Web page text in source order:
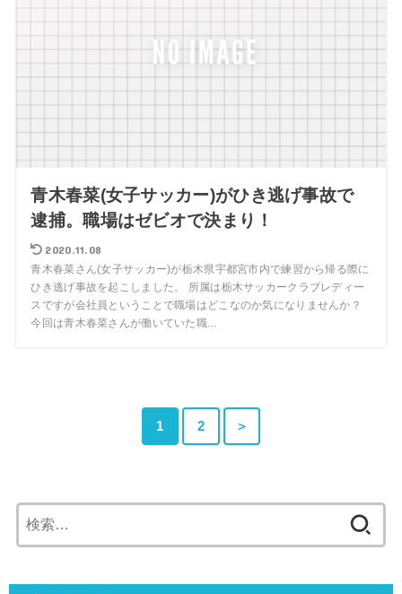
青木春菜(女子サッカー)がひき逃げ事故で
逮捕。職場はゼビオで決まり！
2020.11.08
青木春菜さん(女子サッカー)が栃木県宇都宮市内で練習から帰る際に
ひき逃げ事故を起こしました。 所属は栃木サッカークラブレディー
スですが会社員ということで職場はどこなのか気になりませんか？
今回は青木春菜さんが働いていた職...
1 2 ＞
索: